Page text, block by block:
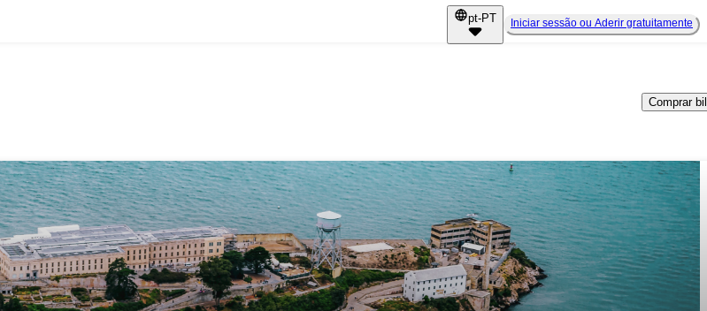
pt-PT Iniciar sessão ou Aderir gratuitamente
Comprar